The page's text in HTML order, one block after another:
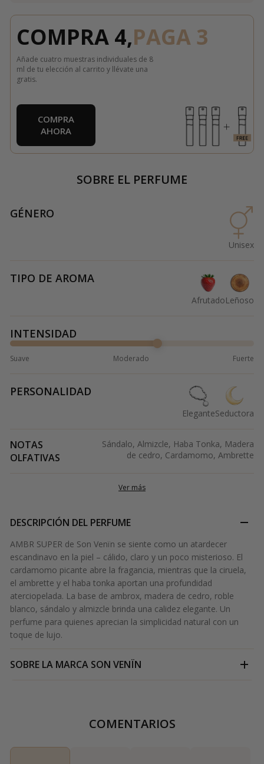
COMPRA 4,PAGA 3
Añade cuatro muestras individuales de 8
ml de tu elección al carrito y llévate una
gratis.
COMPRA
AHORA
SOBRE EL PERFUME
GÉNERO
Unisex
TIPO DE AROMA
AfrutadoLeñoso
INTENSIDAD
Suave Moderado Fuerte
PERSONALIDAD
EleganteSeductora
NOTAS
OLFATIVAS
Sándalo, Almizcle, Haba Tonka, Madera
de cedro, Cardamomo, Ambrette
Ver más
DESCRIPCIÓN DEL PERFUME
AMBR SUPER de Son Venïn se siente como un atardecer
escandinavo en la piel – cálido, claro y un poco misterioso. El
cardamomo picante abre la fragancia, mientras que la ciruela,
el ambrette y el haba tonka aportan una profundidad
aterciopelada. La base de ambrox, madera de cedro, roble
blanco, sándalo y almizcle brinda una calidez elegante. Un
perfume para quienes aprecian la simplicidad natural con un
toque de lujo.
SOBRE LA MARCA SON VENÏN
COMENTARIOS